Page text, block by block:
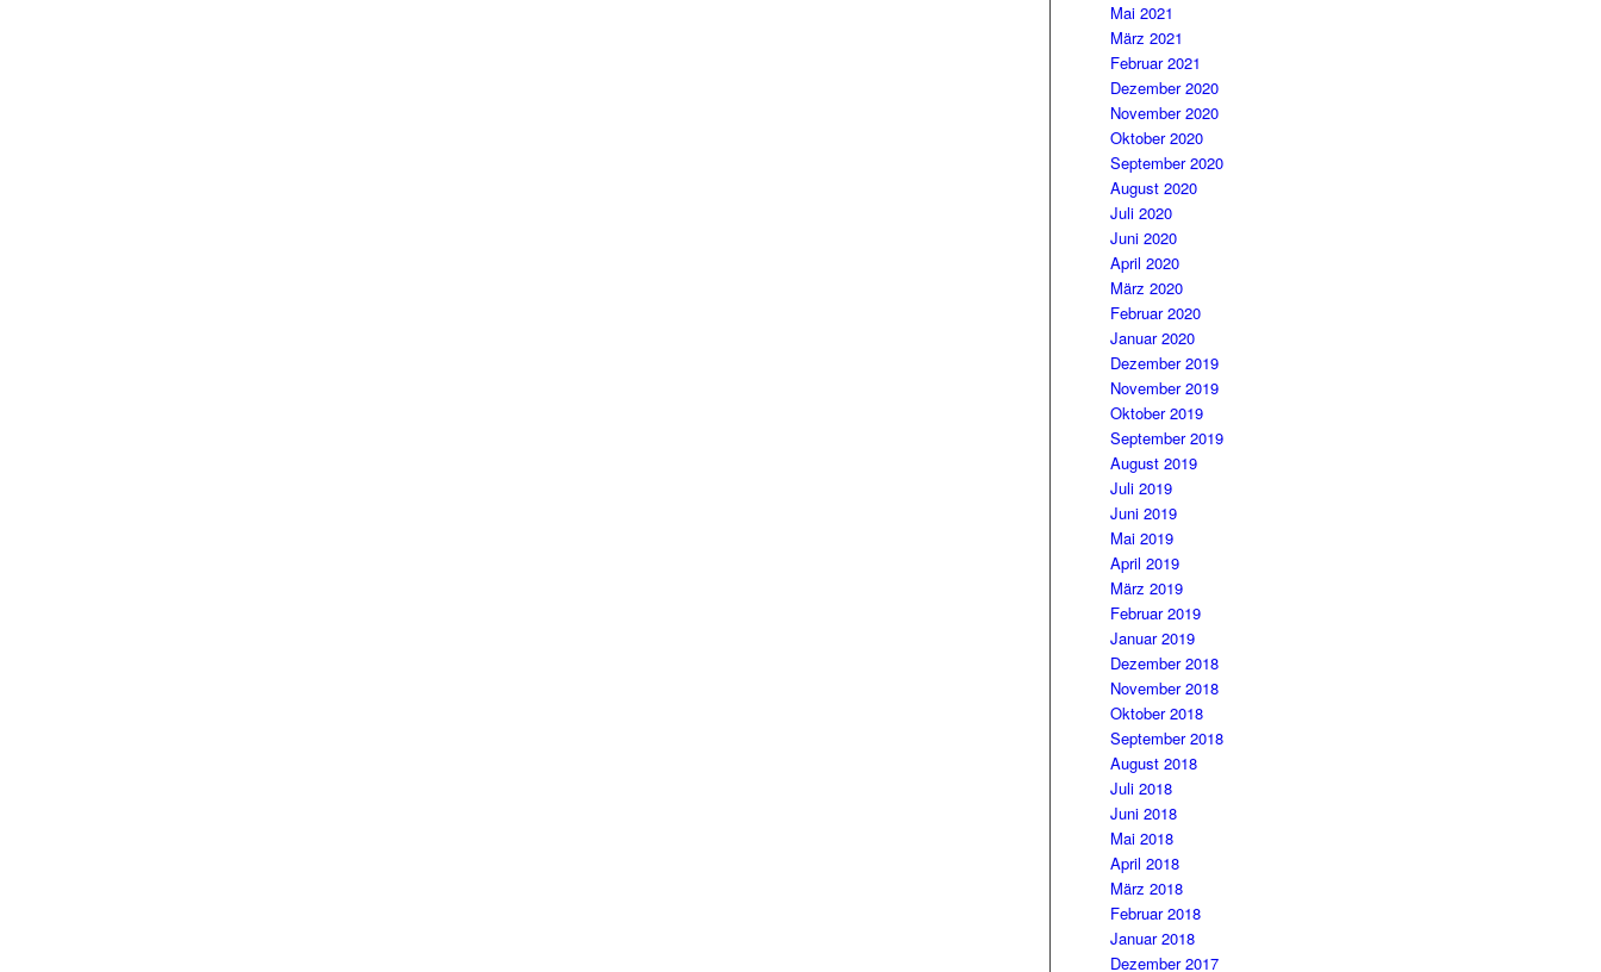
Mai 2021
März 2021
Februar 2021
Dezember 2020
November 2020
Oktober 2020
September 2020
August 2020
Juli 2020
Juni 2020
April 2020
März 2020
Februar 2020
Januar 2020
Dezember 2019
November 2019
Oktober 2019
September 2019
August 2019
Juli 2019
Juni 2019
Mai 2019
April 2019
März 2019
Februar 2019
Januar 2019
Dezember 2018
November 2018
Oktober 2018
September 2018
August 2018
Juli 2018
Juni 2018
Mai 2018
April 2018
März 2018
Februar 2018
Januar 2018
Dezember 2017